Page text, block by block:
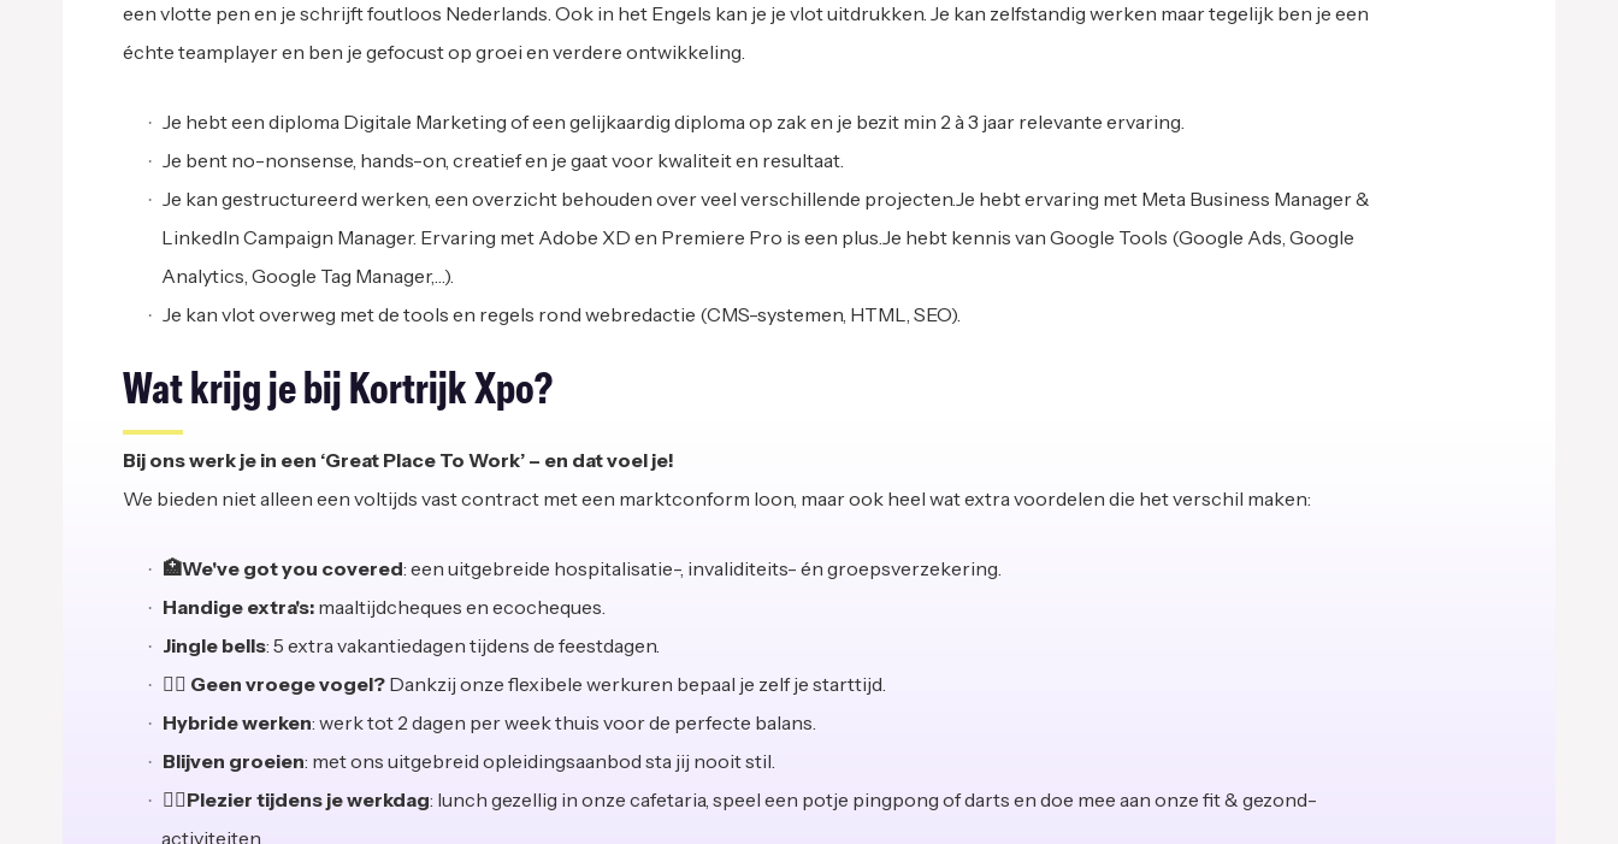
een vlotte pen en je schrijft foutloos Nederlands. Ook in het Engels kan je je vlot uitdrukken. Je kan zelfstandig werken maar tegelijk ben je een
échte teamplayer en ben je gefocust op groei en verdere ontwikkeling.
Je hebt een diploma Digitale Marketing of een gelijkaardig diploma op zak en je bezit min 2 à 3 jaar relevante ervaring.
Je bent no-nonsense, hands-on, creatief en je gaat voor kwaliteit en resultaat.
Je kan gestructureerd werken, een overzicht behouden over veel verschillende projecten.Je hebt ervaring met Meta Business Manager &
LinkedIn Campaign Manager. Ervaring met Adobe XD en Premiere Pro is een plus.Je hebt kennis van Google Tools (Google Ads, Google
Analytics, Google Tag Manager,…).
Je kan vlot overweg met de tools en regels rond webredactie (CMS-systemen, HTML, SEO).
Wat krijg je bij Kortrijk Xpo?
Bij ons werk je in een ‘Great Place To Work’ – en dat voel je!
We bieden niet alleen een voltijds vast contract met een marktconform loon, maar ook heel wat extra voordelen die het verschil maken:
🏥We've got you covered: een uitgebreide hospitalisatie-, invaliditeits- én groepsverzekering.
Handige extra's: maaltijdcheques en ecocheques.
Jingle bells: 5 extra vakantiedagen tijdens de feestdagen.
🙋‍♀ Geen vroege vogel? Dankzij onze flexibele werkuren bepaal je zelf je starttijd.
‍Hybride werken: werk tot 2 dagen per week thuis voor de perfecte balans.
Blijven groeien: met ons uitgebreid opleidingsaanbod sta jij nooit stil.
🏃‍♀Plezier tijdens je werkdag: lunch gezellig in onze cafetaria, speel een potje pingpong of darts en doe mee aan onze fit & gezond-
activiteiten.